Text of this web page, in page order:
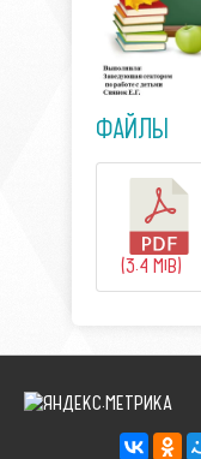
ФАЙЛЫ
(3.4 MiB)